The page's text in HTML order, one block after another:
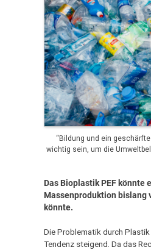
“Bildung und ein
wichtig sein, um die
Das Bioplastik PEF könnte
Massenproduktion bislang
könnte.
Die Problematik durch
Tendenz steigend. Da das